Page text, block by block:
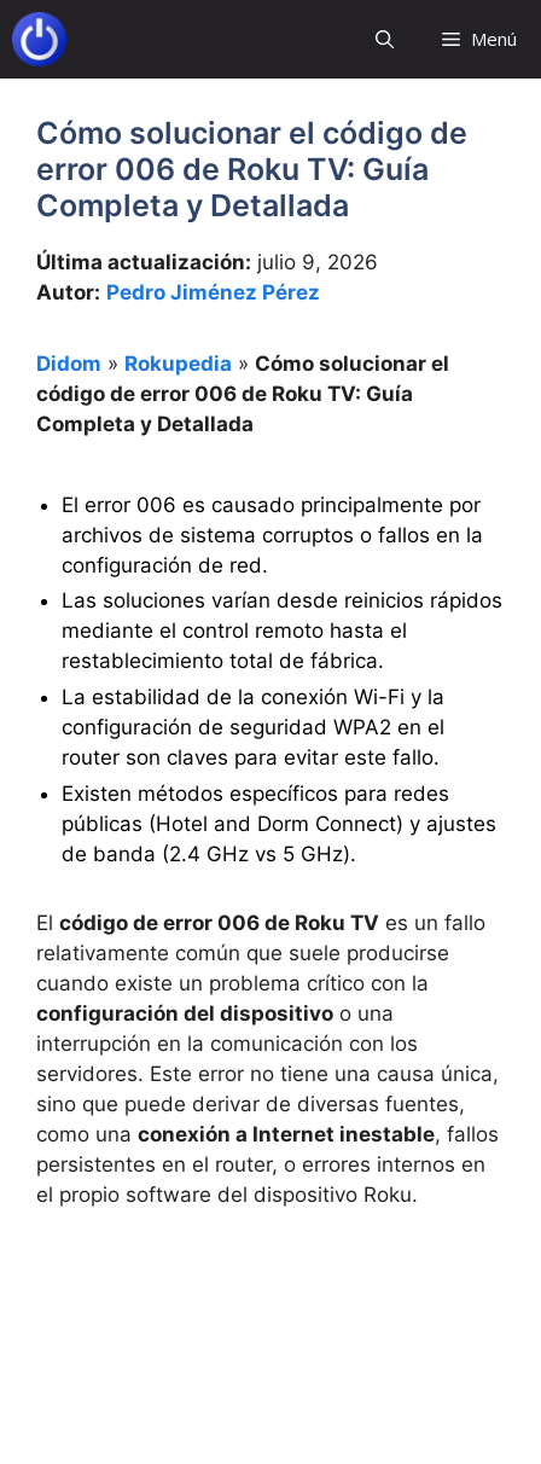
Saltar
al
contenido
Menú
Cómo solucionar el código de
error 006 de Roku TV: Guía
Completa y Detallada
Última actualización: julio 9, 2026
Autor: Pedro Jiménez Pérez
Didom » Rokupedia » Cómo solucionar el
código de error 006 de Roku TV: Guía
Completa y Detallada
El error 006 es causado principalmente por
archivos de sistema corruptos o fallos en la
configuración de red.
Las soluciones varían desde reinicios rápidos
mediante el control remoto hasta el
restablecimiento total de fábrica.
La estabilidad de la conexión Wi-Fi y la
configuración de seguridad WPA2 en el
router son claves para evitar este fallo.
Existen métodos específicos para redes
públicas (Hotel and Dorm Connect) y ajustes
de banda (2.4 GHz vs 5 GHz).
El código de error 006 de Roku TV es un fallo
relativamente común que suele producirse
cuando existe un problema crítico con la
configuración del dispositivo o una
interrupción en la comunicación con los
servidores. Este error no tiene una causa única,
sino que puede derivar de diversas fuentes,
como una conexión a Internet inestable, fallos
persistentes en el router, o errores internos en
el propio software del dispositivo Roku.